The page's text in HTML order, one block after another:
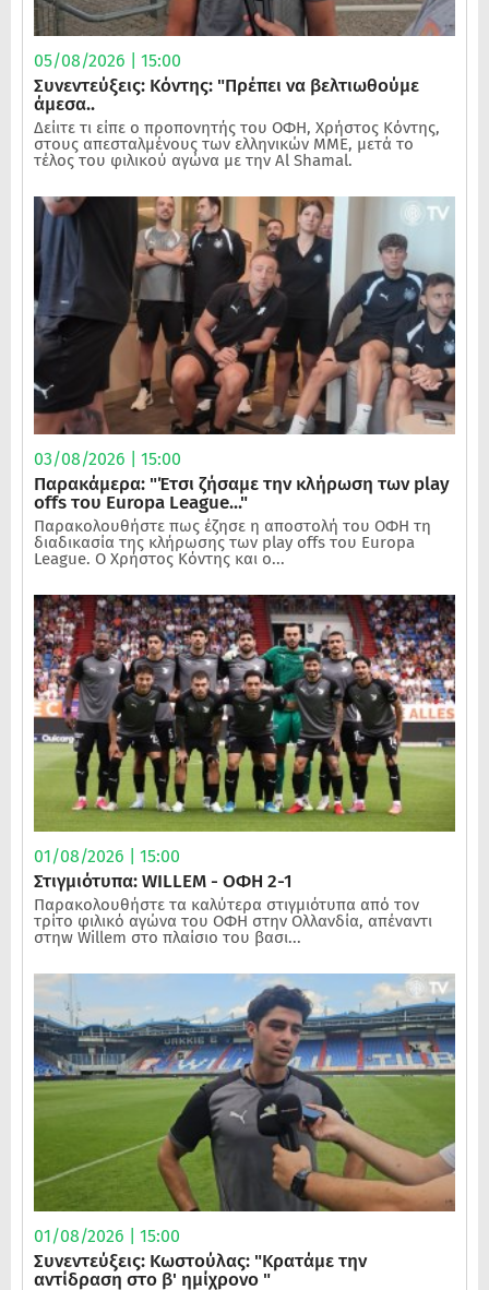
05/08/2026 | 15:00
Συνεντεύξεις: Κόντης: "Πρέπει να βελτιωθούμε
άμεσα..
Δείιτε τι είπε ο προπονητής του ΟΦΗ, Χρήστος Κόντης,
στους απεσταλμένους των ελληνικών ΜΜΕ, μετά το
τέλος του φιλικού αγώνα με την Al Shamal.
03/08/2026 | 15:00
Παρακάμερα: "Έτσι ζήσαμε την κλήρωση των play
offs του Europa League..."
Παρακολουθήστε πως έζησε η αποστολή του ΟΦΗ τη
διαδικασία της κλήρωσης των play offs του Europa
League. Ο Χρήστος Κόντης και ο...
01/08/2026 | 15:00
Στιγμιότυπα: WILLEM - ΟΦΗ 2-1
Παρακολουθήστε τα καλύτερα στιγμιότυπα από τον
τρίτο φιλικό αγώνα του ΟΦΗ στην Ολλανδία, απέναντι
στηw Willem στο πλαίσιο του βασι...
01/08/2026 | 15:00
Συνεντεύξεις: Κωστούλας: "Κρατάμε την
αντίδραση στο β' ημίχρονο "